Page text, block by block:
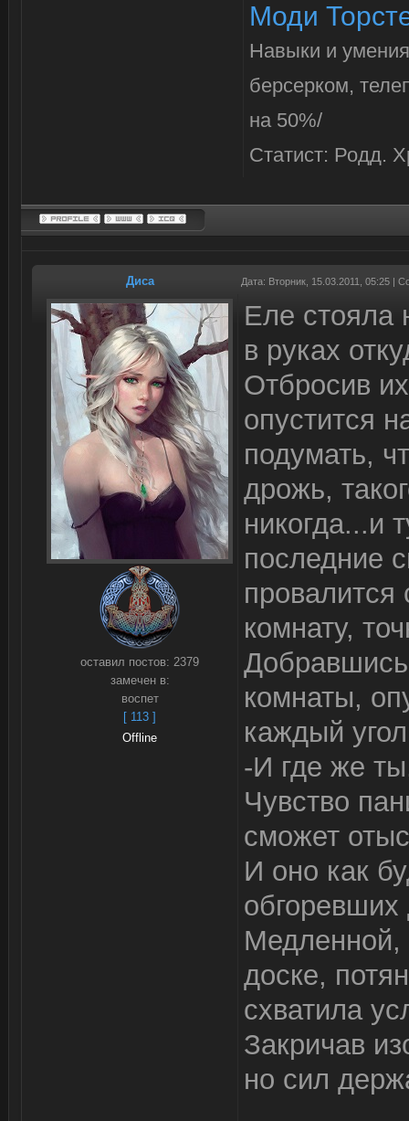
Моди
Навыки и
берсерком,
на 50%/
Статист: Родд.
Диса Дата: Вторник, 15.03.2011, 05:25 |
оставил постов: 2379
замечен в:
воспет
[ 113 ]
Offline
Еле стояла
в руках
Отбросив
опустится
подумать,
дрожь,
никогда...и
последние
комнату,
Добравшись
комнаты,
каждый угол
-И где же
Чувство
сможет
И оно как
обгоревших
Медленной,
доске,
схватила
Закричав
но сил